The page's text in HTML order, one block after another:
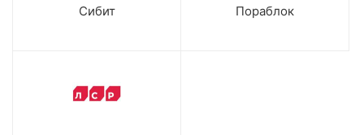
Сибит Пораблок